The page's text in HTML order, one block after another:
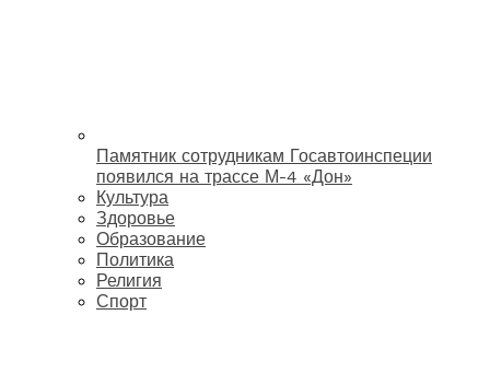
Памятник сотрудникам Госавтоинспеции
появился на трассе М-4 «Дон»
Культура
Здоровье
Образование
Политика
Религия
Спорт